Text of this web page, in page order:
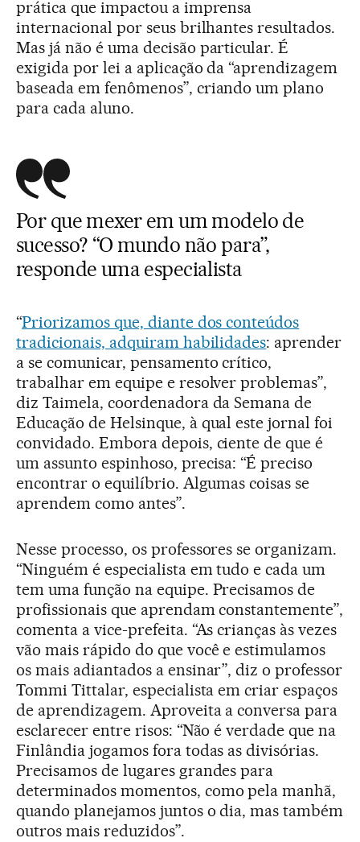
prática que impactou a imprensa
internacional por seus brilhantes resultados.
Mas já não é uma decisão particular. É
exigida por lei a aplicação da “aprendizagem
baseada em fenômenos”, criando um plano
para cada aluno.
Por que mexer em um modelo de
sucesso? “O mundo não para”,
responde uma especialista
“Priorizamos que, diante dos conteúdos
tradicionais, adquiram habilidades: aprender
a se comunicar, pensamento crítico,
trabalhar em equipe e resolver problemas”,
diz Taimela, coordenadora da Semana de
Educação de Helsinque, à qual este jornal foi
convidado. Embora depois, ciente de que é
um assunto espinhoso, precisa: “É preciso
encontrar o equilíbrio. Algumas coisas se
aprendem como antes”.
Nesse processo, os professores se organizam.
“Ninguém é especialista em tudo e cada um
tem uma função na equipe. Precisamos de
profissionais que aprendam constantemente”,
comenta a vice-prefeita. “As crianças às vezes
vão mais rápido do que você e estimulamos
os mais adiantados a ensinar”, diz o professor
Tommi Tittalar, especialista em criar espaços
de aprendizagem. Aproveita a conversa para
esclarecer entre risos: “Não é verdade que na
Finlândia jogamos fora todas as divisórias.
Precisamos de lugares grandes para
determinados momentos, como pela manhã,
quando planejamos juntos o dia, mas também
outros mais reduzidos”.